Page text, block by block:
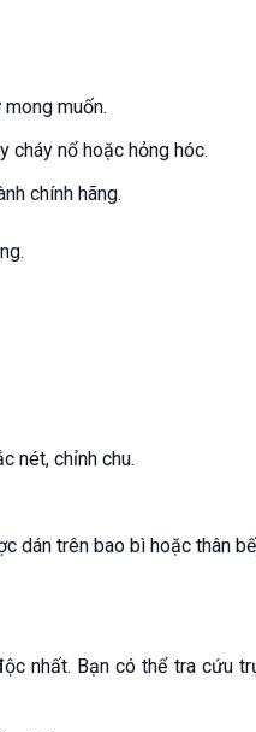
muốn.
cháy nổ hoặc hỏng hóc.
chính hãng.
nét, chỉnh chu.
dán trên bao bì hoặc thân
nhất. Bạn có thể tra cứu